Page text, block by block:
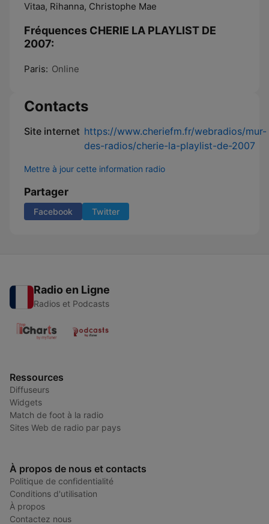
Vitaa, Rihanna, Christophe Mae
Fréquences CHERIE LA PLAYLIST DE
2007:
Paris: Online
Contacts
Site internet https://www.cheriefm.fr/webradios/mur-
des-radios/cherie-la-playlist-de-2007
Mettre à jour cette information radio
Partager
Facebook Twitter
Radio en Ligne
Radios et Podcasts
Ressources
Diffuseurs
Widgets
Match de foot à la radio
Sites Web de radio par pays
À propos de nous et contacts
Politique de confidentialité
Conditions d'utilisation
À propos
Contactez nous